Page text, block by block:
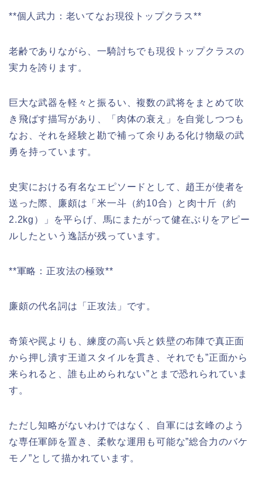
**個人武力：老いてなお現役トップクラス**
老齢でありながら、一騎討ちでも現役トップクラスの
実力を誇ります。
巨大な武器を軽々と振るい、複数の武将をまとめて吹
き飛ばす描写があり、「肉体の衰え」を自覚しつつも
なお、それを経験と勘で補って余りある化け物級の武
勇を持っています。
史実における有名なエピソードとして、趙王が使者を
送った際、廉頗は「米一斗（約10合）と肉十斤（約
2.2kg）」を平らげ、馬にまたがって健在ぶりをアピー
ルしたという逸話が残っています。
**軍略：正攻法の極致**
廉頗の代名詞は「正攻法」です。
奇策や罠よりも、練度の高い兵と鉄壁の布陣で真正面
から押し潰す王道スタイルを貫き、それでも”正面から
来られると、誰も止められない”とまで恐れられていま
す。
ただし知略がないわけではなく、自軍には玄峰のよう
な専任軍師を置き、柔軟な運用も可能な”総合力のバケ
モノ”として描かれています。